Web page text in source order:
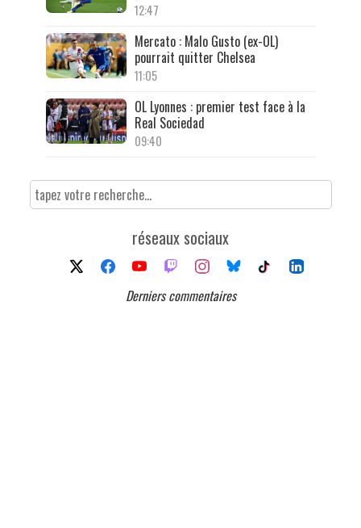
12:47
Mercato : Malo Gusto (ex-OL)
pourrait quitter Chelsea
11:05
OL Lyonnes : premier test face à la
Real Sociedad
09:40
réseaux sociaux
Derniers commentaires